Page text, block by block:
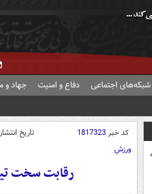
شبکه‌های اجتماعی دفاع و امنیت جهاد و
کد خبر1817323 تاریخ
ورزش
رقابت سخت